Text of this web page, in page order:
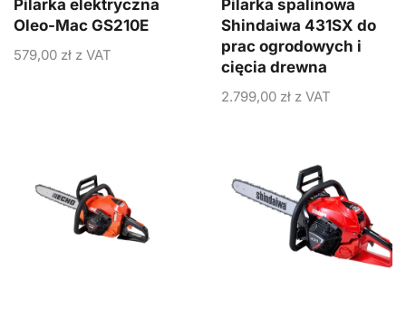
Pilarka elektryczna
Oleo-Mac GS210E
579,00 zł z VAT
Pilarka spalinowa
Shindaiwa 431SX do
prac ogrodowych i
cięcia drewna
2.799,00 zł z VAT